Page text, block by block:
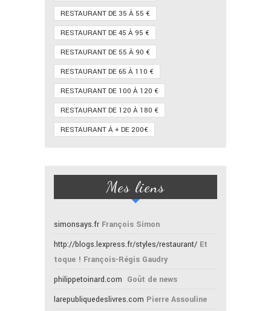
RESTAURANT DE 35 À 55 €
RESTAURANT DE 45 À 95 €
RESTAURANT DE 55 À 90 €
RESTAURANT DE 65 À 110 €
RESTAURANT DE 100 À 120 €
RESTAURANT DE 120 À 180 €
RESTAURANT À + DE 200€
Mes liens
simonsays.fr François Simon
http://blogs.lexpress.fr/styles/restaurant/ Et
toque ! François-Régis Gaudry
philippetoinard.com Goût de news
larepubliquedeslivres.com Pierre Assouline